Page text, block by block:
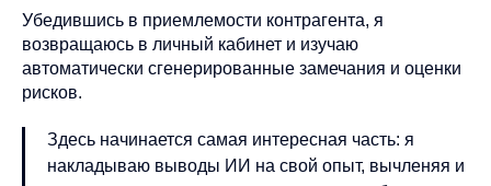
Убедившись в приемлемости контрагента, я
возвращаюсь в личный кабинет и изучаю
автоматически сгенерированные замечания и оценки
рисков.
Здесь начинается самая интересная часть: я
накладываю выводы ИИ на свой опыт, вычленяя и